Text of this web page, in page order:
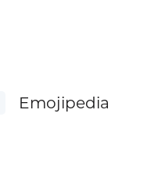
Emojipedia